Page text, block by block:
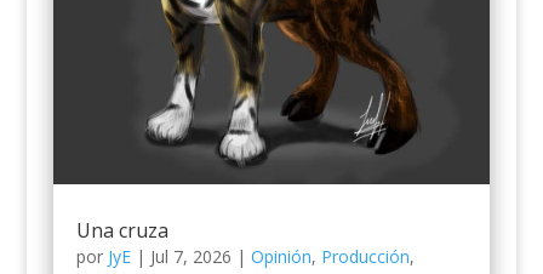
Una cruza
por JyE| Jul 7, 2026 | Opinión, Producción,